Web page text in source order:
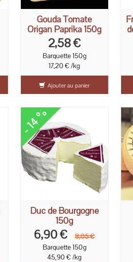
Gouda Tomate
Origan Paprika 150g
2,58 €
Barquette 150g
17,20 € /kg
Ajouter au panier
- 14 %
Duc de Bourgogne
150g
6,90 €
8,05 €
Barquette 150g
45,90 € /kg